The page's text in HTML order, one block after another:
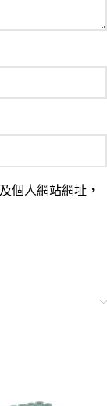
個人網站網址，